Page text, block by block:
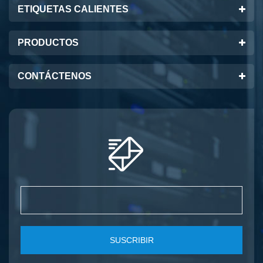
impulsar operaciones c7
ETIQUETAS CALIENTES
PRODUCTOS
CONTÁCTENOS
SUSCRIBIR